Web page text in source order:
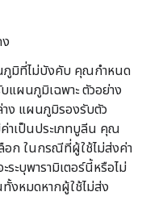
ภูมิที่ไม่บังคับ คุณกำหนด
แผนภูมิเฉพาะ ตัวอย่าง
าง แผนภูมิรองรับตัว
าเป็นประเภทบูลีน คุณ
อก ในกรณีที่ผู้ใช้ไม่ส่งค่า
ระบุพารามิเตอร์นี้หรือไม่
ทั้งหมดหากผู้ใช้ไม่ส่ง